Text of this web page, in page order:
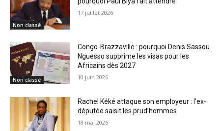
Non classé
17 juillet 2026
Non classé
Congo-Brazzaville : pourquoi Denis Sassou
Nguesso supprime les visas pour les
Africains dès 2027
10 juin 2026
Rachel Kéké attaque son employeur : l’ex-
députée saisit les prud’hommes
18 mai 2026